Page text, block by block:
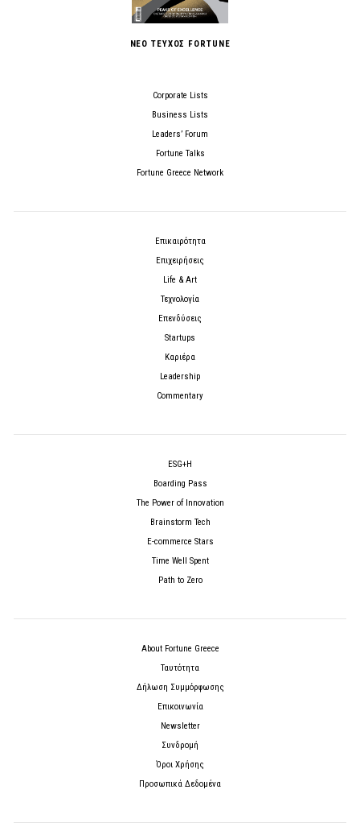
ΝΕΟ ΤΕΥΧΟΣ FORTUNE
Corporate Lists
Business Lists
Leaders’ Forum
Fortune Talks
Fortune Greece Network
Επικαιρότητα
Επιχειρήσεις
Life & Art
Τεχνολογία
Επενδύσεις
Startups
Καριέρα
Leadership
Commentary
ESG+H
Boarding Pass
The Power of Innovation
Brainstorm Tech
E-commerce Stars
Time Well Spent
Path to Zero
About Fortune Greece
Ταυτότητα
Δήλωση Συμμόρφωσης
Επικοινωνία
Newsletter
Συνδρομή
Όροι Χρήσης
Προσωπικά Δεδομένα